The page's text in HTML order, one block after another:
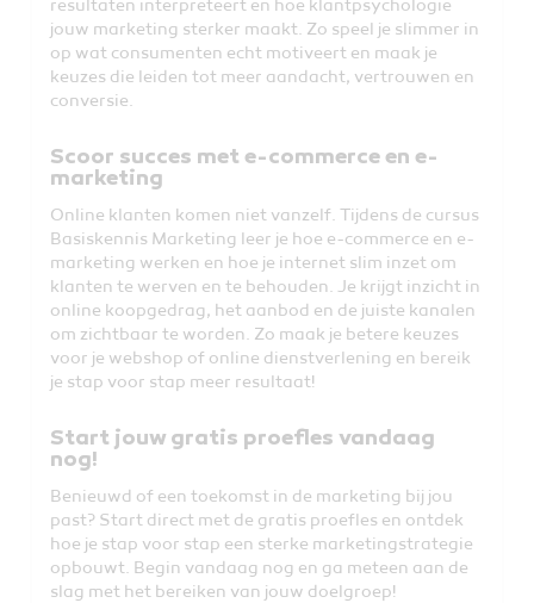
jouw marketing sterker maakt. Zo speel je slimmer in
op wat consumenten echt motiveert en maak je
keuzes die leiden tot meer aandacht, vertrouwen en
conversie.
Scoor succes met e-commerce en e-
marketing
Online klanten komen niet vanzelf. Tijdens de cursus
Basiskennis Marketing leer je hoe e-commerce en e-
marketing werken en hoe je internet slim inzet om
klanten te werven en te behouden. Je krijgt inzicht in
online koopgedrag, het aanbod en de juiste kanalen
om zichtbaar te worden. Zo maak je betere keuzes
voor je webshop of online dienstverlening en bereik
je stap voor stap meer resultaat!
Start jouw gratis proefles vandaag
nog!
Benieuwd of een toekomst in de marketing bij jou
past? Start direct met de gratis proefles en ontdek
hoe je stap voor stap een sterke marketingstrategie
opbouwt. Begin vandaag nog en ga meteen aan de
slag met het bereiken van jouw doelgroep!